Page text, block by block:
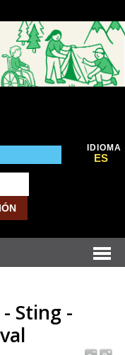
IDIOMA
ES
Sting -